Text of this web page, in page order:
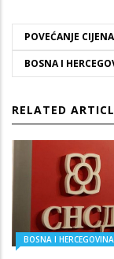
POVEĆANJE CIJENA
BOSNA I
RELATED
BOSNA I HERCEGOVINA